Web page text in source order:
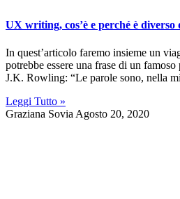
UX writing, cos’è e perché è
In quest’articolo faremo insieme un
potrebbe essere una frase di un
J.K. Rowling: “Le parole sono, nella
Leggi Tutto »
Graziana Sovia Agosto 20, 2020